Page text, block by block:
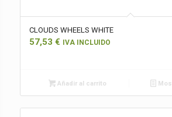
CLOUDS WHEELS WHITE
57,53 € IVA INCLUIDO
Añadir al carrito